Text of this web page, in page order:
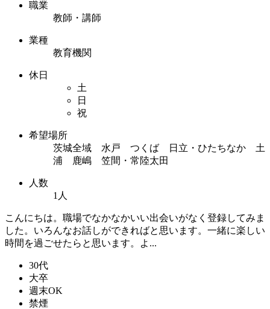
職業
教師・講師
業種
教育機関
休日
土
日
祝
希望場所
茨城全域 水戸 つくば 日立・ひたちなか 土
浦 鹿嶋 笠間・常陸太田
人数
1人
こんにちは。職場でなかなかいい出会いがなく登録してみま
した。いろんなお話しができればと思います。一緒に楽しい
時間を過ごせたらと思います。よ...
30代
大卒
週末OK
禁煙